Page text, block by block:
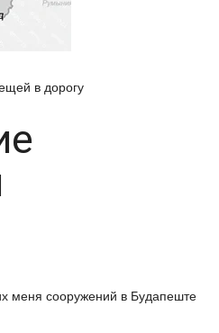
в дорогу
меня сооружений в Будапеште